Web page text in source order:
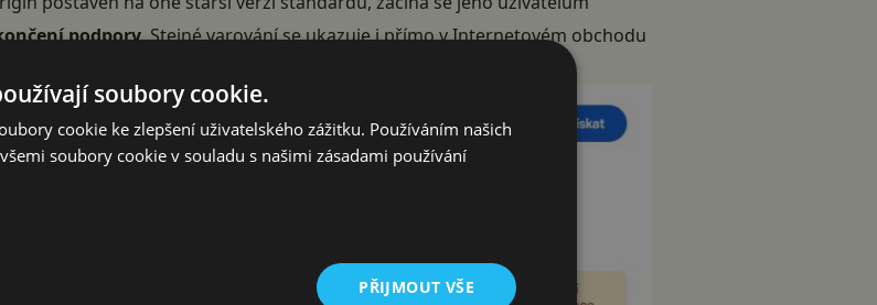
podpory. Stejné varování se ukazuje i přímo vInternetovém obchodu
soubory cookie.
cookie ke zlepšení uživatelského zážitku. Používáním našich
soubory cookie v souladu s našimi zásadami používání
PŘIJMOUT VŠE